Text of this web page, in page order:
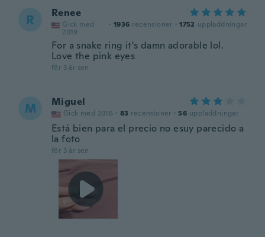
R Renee
Gick med
2019
· 1936 recensioner · 1752 uppladdningar
For a snake ring it's damn adorable lol.
Love the pink eyes
för 3 år sen
M Miguel
Gick med 2016 · 83 recensioner · 56 uppladdningar
Está bien para el precio no esuy parecido a
la foto
för 3 år sen